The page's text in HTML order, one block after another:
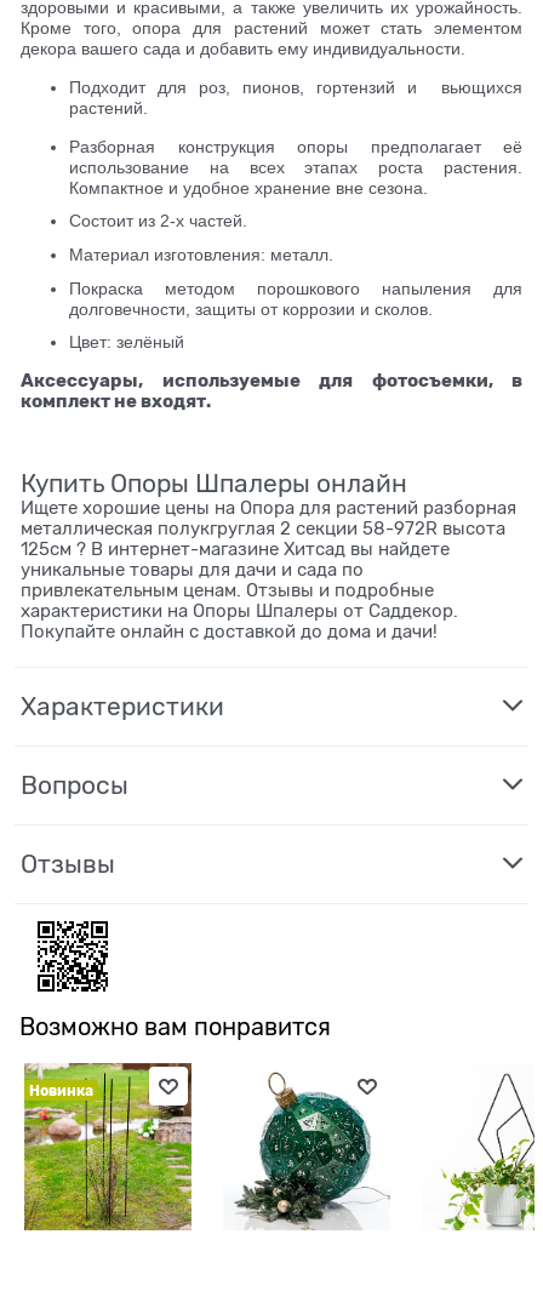
здоровыми и красивыми, а также увеличить их урожайность.
Кроме того, опора для растений может стать элементом
декора вашего сада и добавить ему индивидуальности.
Подходит для роз, пионов, гортензий и вьющихся
растений.
Разборная конструкция опоры предполагает её
использование на всех этапах роста растения.
Компактное и удобное хранение вне сезона.
Состоит из 2-х частей.
Материал изготовления: металл.
Покраска методом порошкового напыления для
долговечности, защиты от коррозии и сколов.
Цвет: зелёный
Аксессуары, используемые для фотосъемки, в
комплект не входят.
Купить Опоры Шпалеры онлайн
Ищете хорошие цены на Опора для растений разборная
металлическая полукгруглая 2 секции 58-972R высота
125см ? В интернет-магазине Хитсад вы найдете
уникальные товары для дачи и сада по
привлекательным ценам. Отзывы и подробные
характеристики на Опоры Шпалеры от Саддекор.
Покупайте онлайн с доставкой до дома и дачи!
Характеристики
Вопросы
Отзывы
Возможно вам понравится
Новинка